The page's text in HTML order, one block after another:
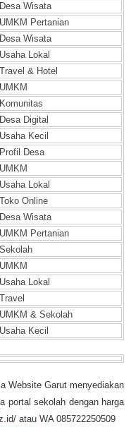
Wisata
Pertanian
Wisata
Lokal
& Hotel
Digital
Kecil
Desa
Lokal
Online
Wisata
Pertanian
Lokal
& Sekolah
Kecil
Website Garut menyediakan
portal sekolah dengan harga
atau WA 085722250509